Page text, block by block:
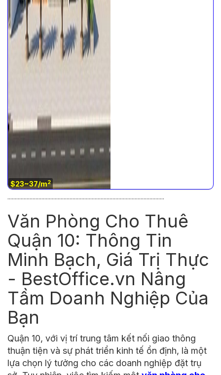
$23~37/m2
..........................................................................................................
Văn Phòng Cho Thuê
Quận 10: Thông Tin
Minh Bạch, Giá Trị Thực
- BestOffice.vn Nâng
Tầm Doanh Nghiệp Của
Bạn
Quận 10, với vị trí trung tâm kết nối giao thông
thuận tiện và sự phát triển kinh tế ổn định, là một
lựa chọn lý tưởng cho các doanh nghiệp đặt trụ